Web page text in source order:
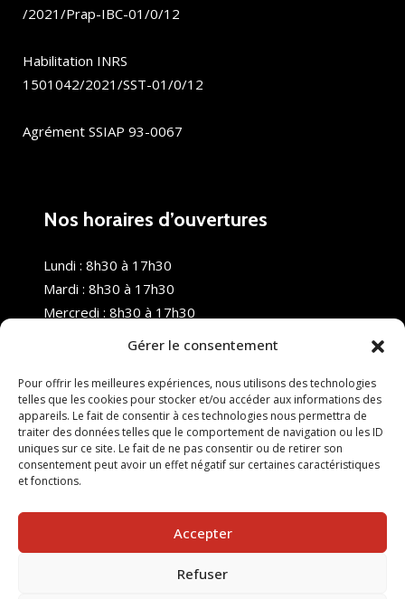
Gérer le consentement
Pour offrir les meilleures expériences, nous utilisons des technologies
telles que les cookies pour stocker et/ou accéder aux informations des
appareils. Le fait de consentir à ces technologies nous permettra de
traiter des données telles que le comportement de navigation ou les ID
uniques sur ce site. Le fait de ne pas consentir ou de retirer son
consentement peut avoir un effet négatif sur certaines caractéristiques
et fonctions.
Accepter
Refuser
/2021/Prap-IBC-01/0/12
Habilitation INRS
1501042/2021/SST-01/0/12
Agrément SSIAP 93-0067
Nos horaires d’ouvertures
Lundi : 8h30 à 17h30
Mardi : 8h30 à 17h30
Mercredi : 8h30 à 17h30
Samedi : Fermé
Dimanche : Fermé
© 2025 Nouvel R Formation - TOUS DROITS RÉSERVÉS -